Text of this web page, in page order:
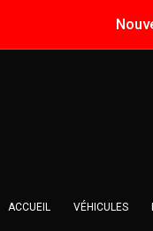
ACCUEIL VÉHICULES